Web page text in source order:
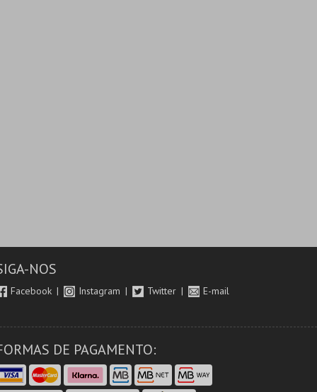
NOS
Facebook Instagram Twitter E-mail
DE PAGAMENTO: